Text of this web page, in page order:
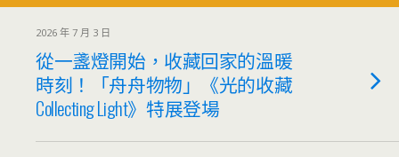
2026 年 7 月 3 日
從一盞燈開始，收藏回家的溫暖
時刻！「舟舟物物」《光的收藏
Collecting Light》特展登場